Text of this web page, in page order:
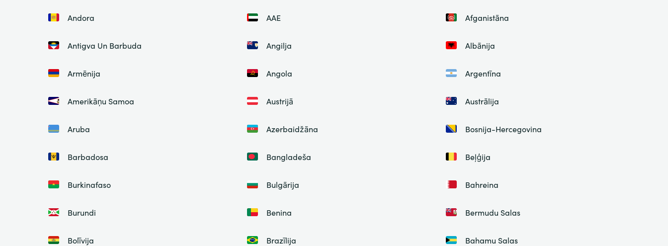
Andora AAE Afganistāna
Antigva Un Barbuda Angilja Albānija
Armēnija Angola Argentīna
Amerikāņu Samoa Austrijā Austrālija
Aruba Azerbaidžāna Bosnija-Hercegovina
Barbadosa Bangladeša Beļģija
Burkinafaso Bulgārija Bahreina
Burundi Benina Bermudu Salas
Bolīvija Brazīlija Bahamu Salas